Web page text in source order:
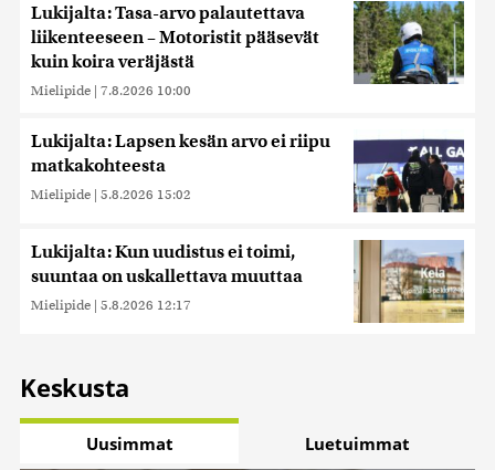
Lukijalta: Tasa-arvo palautettava
liikenteeseen – Motoristit pääsevät
kuin koira veräjästä
Mielipide | 7.8.2026 10:00
Lukijalta: Lapsen kesän arvo ei riipu
matkakohteesta
Mielipide | 5.8.2026 15:02
Lukijalta: Kun uudistus ei toimi,
suuntaa on uskallettava muuttaa
Mielipide | 5.8.2026 12:17
Keskusta
Uusimmat Luetuimmat